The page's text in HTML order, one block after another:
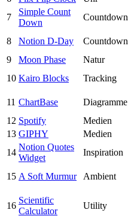
7
Simple Count
Down
Countdown
8
Notion D-Day Countdown
9
Moon Phase Natur
10 Kairo Blocks Tracking
11 ChartBase Diagramme
12 Spotify Medien
13 GIPHY Medien
14
Notion Quotes
Widget
Inspiration
15 A Soft Murmur Ambient
16
Scientific
Calculator
Utility